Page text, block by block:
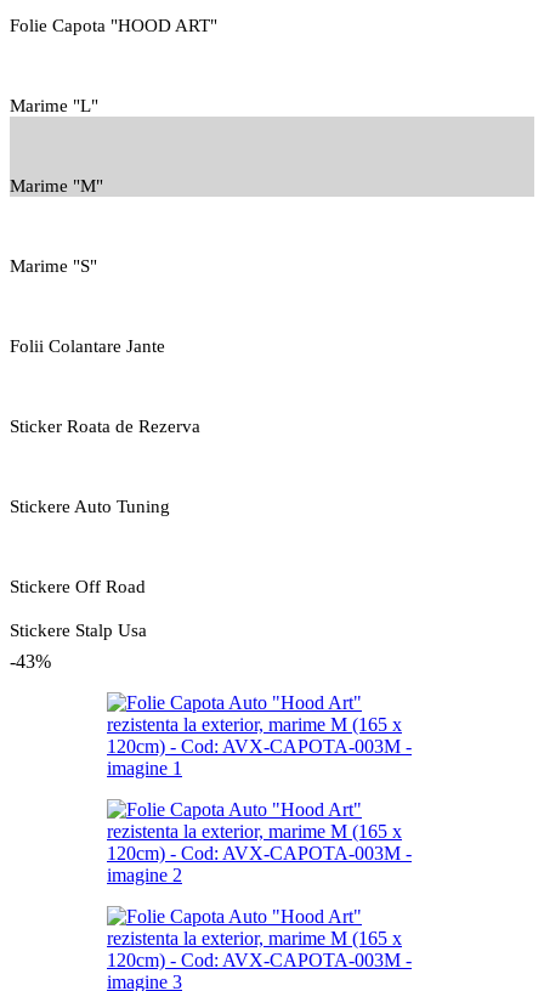
Folie Capota "HOOD ART"
Marime "L"
Marime "M"
Marime "S"
Folii Colantare Jante
Sticker Roata de Rezerva
Stickere Auto Tuning
Stickere Off Road
Stickere Stalp Usa
-43%